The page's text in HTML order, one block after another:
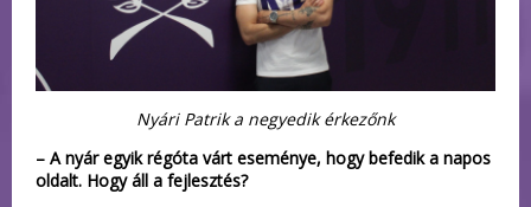
Nyári Patrik a negyedik érkezőnk
– A nyár egyik régóta várt eseménye, hogy befedik a napos
oldalt. Hogy áll a fejlesztés?